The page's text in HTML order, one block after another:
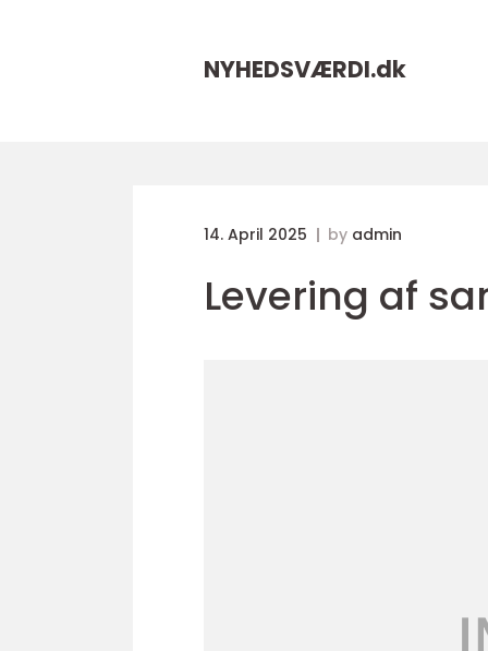
NYHEDSVÆRDI.dk
14. April 2025 by admin
Levering af